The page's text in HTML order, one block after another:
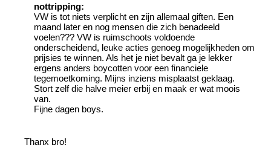
nottripping:
VW is tot niets verplicht en zijn allemaal giften. Een
maand later en nog mensen die zich benadeeld
voelen??? VW is ruimschoots voldoende
onderscheidend, leuke acties genoeg mogelijkheden om
prijsies te winnen. Als het je niet bevalt ga je lekker
ergens anders boycotten voor een financiele
tegemoetkoming. Mijns inziens misplaatst geklaag.
Stort zelf die halve meier erbij en maak er wat moois
van.
Fijne dagen boys.
Thanx bro!